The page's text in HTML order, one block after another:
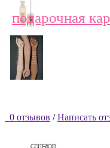
подарочная
0 отзывов / Написать